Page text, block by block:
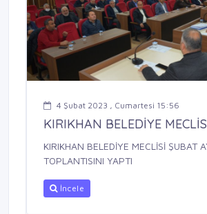
4 Şubat 2023 , Cumartesi 15:56
KIRIKHAN BELEDİYE
KIRIKHAN BELEDİYE MECLİSİ ŞUBAT
TOPLANTISINI YAPTI
İncele